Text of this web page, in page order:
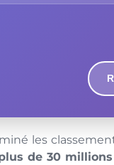
les
de 30